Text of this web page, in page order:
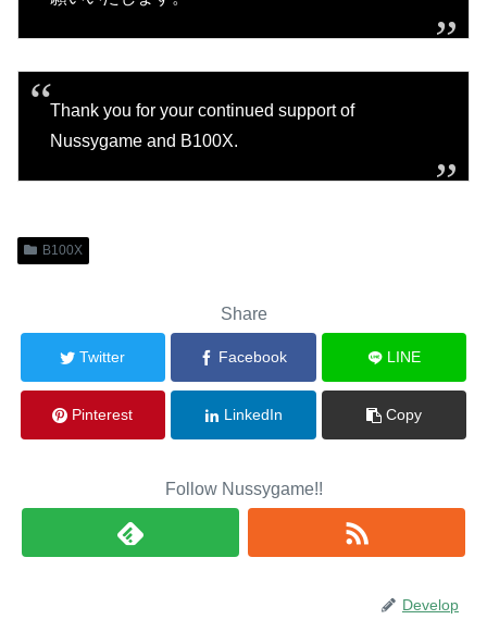
Thank you for your continued support of
Nussygame and B100X.
B100X
Share
Twitter Facebook LINE
Pinterest LinkedIn Copy
Follow Nussygame!!
Develop